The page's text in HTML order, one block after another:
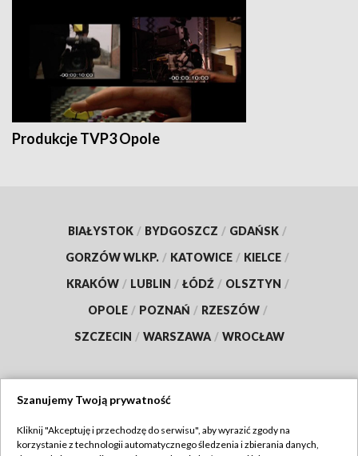
Produkcje TVP3 Opole
BIAŁYSTOK / BYDGOSZCZ / GDAŃSK /
GORZÓW WLKP. / KATOWICE / KIELCE /
KRAKÓW / LUBLIN / ŁÓDŹ / OLSZTYN /
OPOLE / POZNAŃ / RZESZÓW /
SZCZECIN / WARSZAWA / WROCŁAW
TVP
Szanujemy Twoją prywatność
Kliknij "Akceptuję i przechodzę do serwisu", aby wyrazić zgody na
korzystanie z technologii automatycznego śledzenia i zbierania danych,